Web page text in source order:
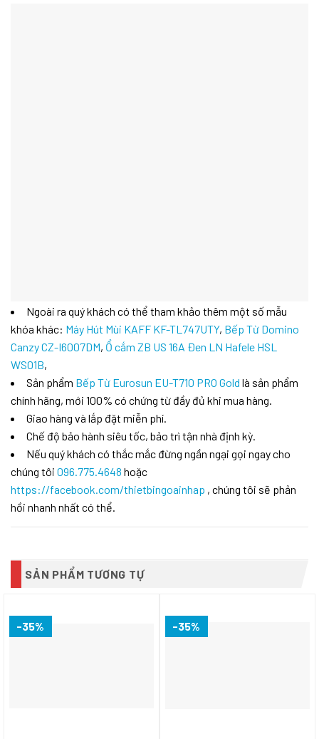
Ngoài ra quý khách có thể tham khảo thêm một số mẫu
khóa khác: Máy Hút Mùi KAFF KF-TL747UTY, Bếp Từ Domino
Canzy CZ-I6007DM, Ổ cắm ZB US 16A Đen LN Hafele HSL
WS01B,
Sản phẩm Bếp Từ Eurosun EU-T710 PRO Gold là sản phẩm
chính hãng, mới 100% có chứng từ đầy đủ khi mua hàng.
Giao hàng và lắp đặt miễn phí.
Chế độ bảo hành siêu tốc, bảo trì tận nhà định kỳ.
Nếu quý khách có thắc mắc đừng ngần ngại gọi ngay cho
chúng tôi 096.775.4648 hoặc
https://facebook.com/thietbingoainhap , chúng tôi sẽ phản
hồi nhanh nhất có thể.
SẢN PHẨM TƯƠNG TỰ
-35% -35%